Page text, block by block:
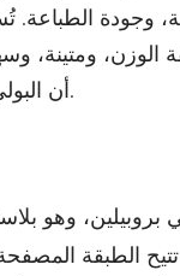
وجودة الطباعة.
ومتينة،
أن البولي بروبيلين قابل لإعادة التدوير.
وهو
تتيح الطبقة